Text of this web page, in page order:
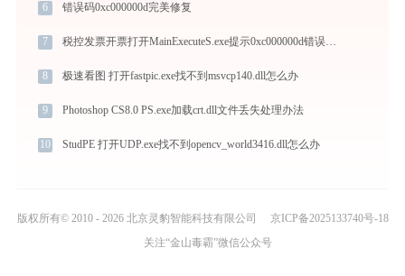
6 错误码0xc000000d完美修复
7 税控发票开票打开MainExecuteS.exe提示0xc000000d错误码怎么办
8 极速看图 打开fastpic.exe找不到msvcp140.dll怎么办
9 Photoshop CS8.0 PS.exe加载crt.dll文件丢失处理办法
10 StudPE 打开UDP.exe找不到opencv_world3416.dll怎么办
版权所有© 2010 - 2026 北京灵豹智能科技有限公司
京ICP备2025133740号-18
关注“金山毒霸”微信公众号